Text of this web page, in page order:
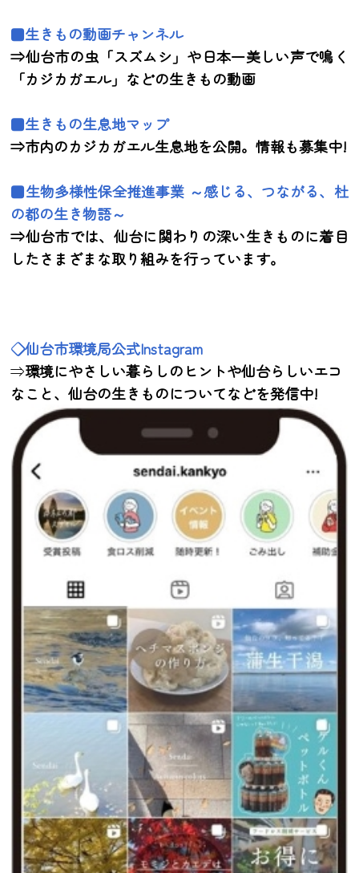
■生きもの動画チャンネル
⇒仙台市の虫「スズムシ」や日本一美しい声で鳴く
「カジカガエル」などの生きもの動画
■生きもの生息地マップ
⇒市内のカジカガエル生息地を公開。情報も募集中!
■生物多様性保全推進事業 ～感じる、つながる、杜
の都の生き物語～
⇒仙台市では、仙台に関わりの深い生きものに着目
したさまざまな取り組みを行っています。
◇仙台市環境局公式Instagram
⇒環境にやさしい暮らしのヒントや仙台らしいエコ
なこと、仙台の生きものについてなどを発信中!